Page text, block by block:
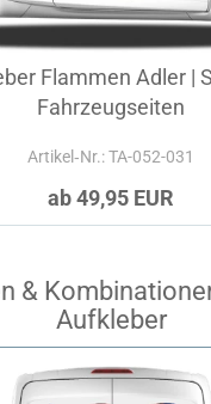
Flammen Adler |
Fahrzeugseiten
Artikel‑Nr.: TA-052-031
ab 49,95 EUR
&
Aufkleber